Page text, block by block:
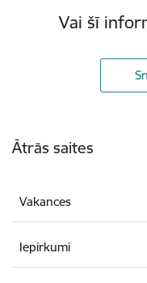
Vai šī
Ātrās saites
Vakances
Iepirkumi